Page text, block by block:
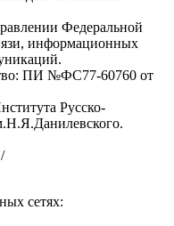
Федеральной
информационных
ПИ №ФС77-60760 от
Русско-
/
сетях: